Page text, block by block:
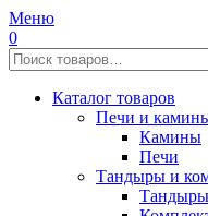
Меню
0
Каталог товаров
Печи и
Камины
Печи
Тандыры и
Тандыры